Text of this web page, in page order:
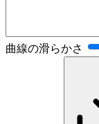
曲線の滑らかさ